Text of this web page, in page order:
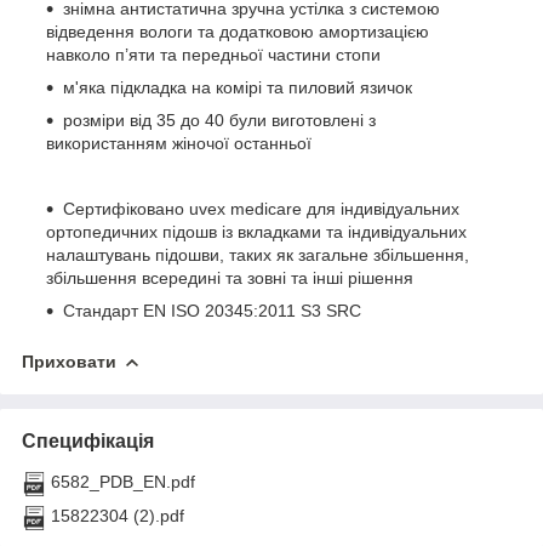
знімна антистатична зручна устілка з системою
відведення вологи та додатковою амортизацією
навколо п’яти та передньої частини стопи
м'яка підкладка на комірі та пиловий язичок
розміри від 35 до 40 були виготовлені з
використанням жіночої останньої
Сертифіковано uvex medicare для індивідуальних
ортопедичних підошв із вкладками та індивідуальних
налаштувань підошви, таких як загальне збільшення,
збільшення всередині та зовні та інші рішення
Стандарт EN ISO 20345:2011 S3 SRC
Приховати
Специфікація
6582_PDB_EN.pdf
15822304 (2).pdf